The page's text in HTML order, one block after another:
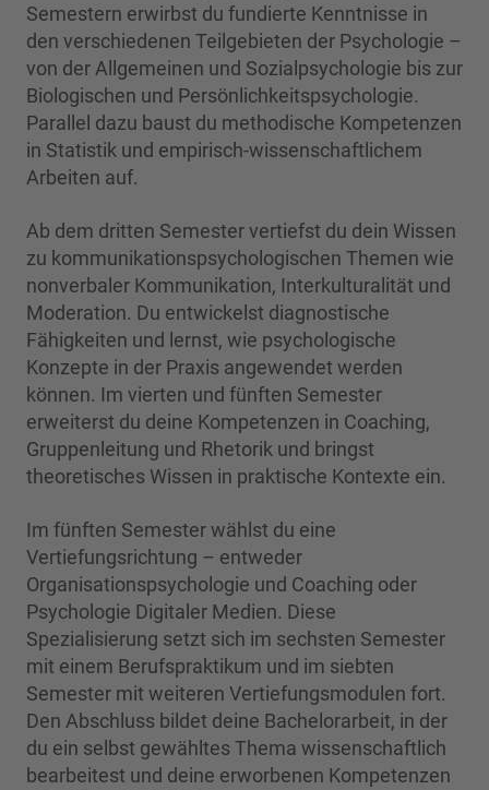
Semestern erwirbst du fundierte Kenntnisse in
den verschiedenen Teilgebieten der Psychologie –
von der Allgemeinen und Sozialpsychologie bis zur
Biologischen und Persönlichkeitspsychologie.
Parallel dazu baust du methodische Kompetenzen
in Statistik und empirisch-wissenschaftlichem
Arbeiten auf.
Ab dem dritten Semester vertiefst du dein Wissen
zu kommunikationspsychologischen Themen wie
nonverbaler Kommunikation, Interkulturalität und
Moderation. Du entwickelst diagnostische
Fähigkeiten und lernst, wie psychologische
Konzepte in der Praxis angewendet werden
können. Im vierten und fünften Semester
erweiterst du deine Kompetenzen in Coaching,
Gruppenleitung und Rhetorik und bringst
theoretisches Wissen in praktische Kontexte ein.
Im fünften Semester wählst du eine
Vertiefungsrichtung – entweder
Organisationspsychologie und Coaching oder
Psychologie Digitaler Medien. Diese
Spezialisierung setzt sich im sechsten Semester
mit einem Berufspraktikum und im siebten
Semester mit weiteren Vertiefungsmodulen fort.
Den Abschluss bildet deine Bachelorarbeit, in der
du ein selbst gewähltes Thema wissenschaftlich
bearbeitest und deine erworbenen Kompetenzen